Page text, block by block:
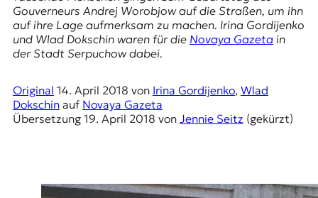
E
R
W
i
s
s
Gouverneurs Andrej Worobjowauf die Straßen, um ihn
auf ihre Lage aufmerksam zu machen. Irina Gordijenko
und Wlad Dokschin waren für die Novaya Gazetain
der Stadt Serpuchowdabei.
Original 14. April 2018 von Irina Gordijenko, Wlad
Dokschinauf Novaya Gazeta
Übersetzung 19. April 2018 von Jennie Seitz (gekürzt)